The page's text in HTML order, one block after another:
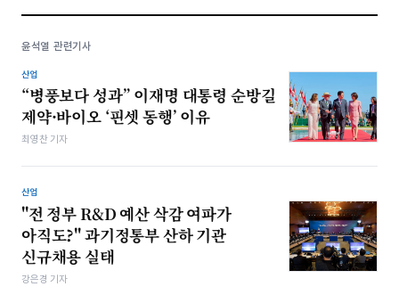
윤석열 관련기사
산업
“병풍보다 성과” 이재명 대통령 순방길
제약·바이오 ‘핀셋 동행’ 이유
최영찬 기자
산업
"전 정부 R&D 예산 삭감 여파가
아직도?" 과기정통부 산하 기관
신규채용 실태
강은경 기자